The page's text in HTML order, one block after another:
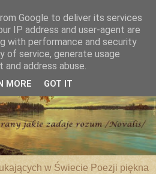
w Świecie Poezji piękna
Google to deliver its services
IP address and user-agent are
with performance and security
of service, generate usage
address abuse.
MORE GOT IT